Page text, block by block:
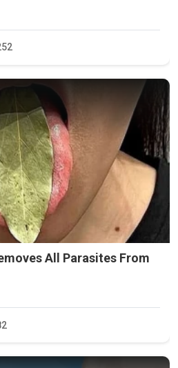
All Parasites From